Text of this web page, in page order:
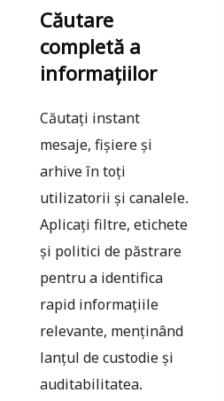
Căutare
completă a
informațiilor
Căutați instant
mesaje, fișiere și
arhive în toți
utilizatorii și canalele.
Aplicați filtre, etichete
și politici de păstrare
pentru a identifica
rapid informațiile
relevante, menținând
lanțul de custodie și
auditabilitatea.